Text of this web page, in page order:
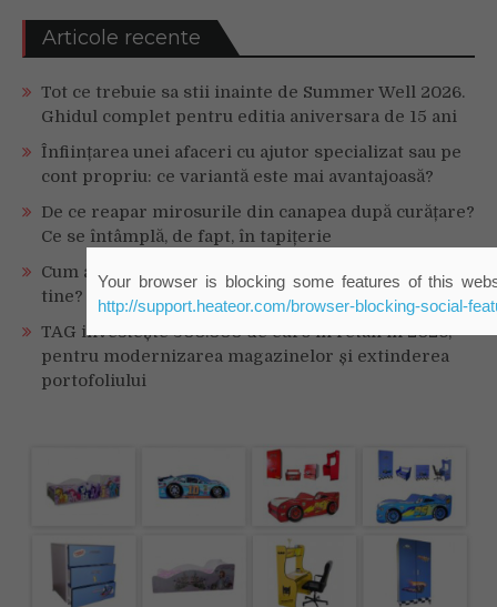
Articole recente
Tot ce trebuie sa stii inainte de Summer Well 2026.
Ghidul complet pentru editia aniversara de 15 ani
Înființarea unei afaceri cu ajutor specializat sau pe
cont propriu: ce variantă este mai avantajoasă?
De ce reapar mirosurile din canapea după curățare?
Ce se întâmplă, de fapt, în tapițerie
Cum ar fi dacă ceasul tău s-ar antrena alături de
tine?
TAG investește 500.000 de euro în retail în 2026,
pentru modernizarea magazinelor și extinderea
portofoliului
Your browser is blocking some features of this
http://support.heateor.com/browser-blocking-social-